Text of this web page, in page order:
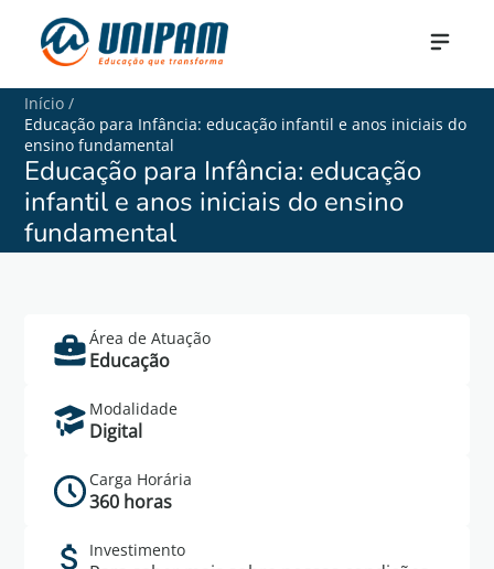
Início /
Educação para Infância: educação infantil e anos iniciais do
ensino fundamental
Educação para Infância: educação
infantil e anos iniciais do ensino
fundamental
Área de Atuação
Educação
Modalidade
Digital
Carga Horária
360 horas
Investimento
informações do curso de Educação para
Infância: educação infantil e anos iniciais do